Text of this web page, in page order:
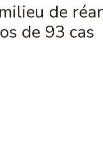
de
de 93 cas